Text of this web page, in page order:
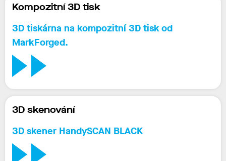
Kompozitní 3D tisk
3D tiskárna na kompozitní 3D tiskod
MarkForged.
3D skenování
3D skener HandySCAN BLACK